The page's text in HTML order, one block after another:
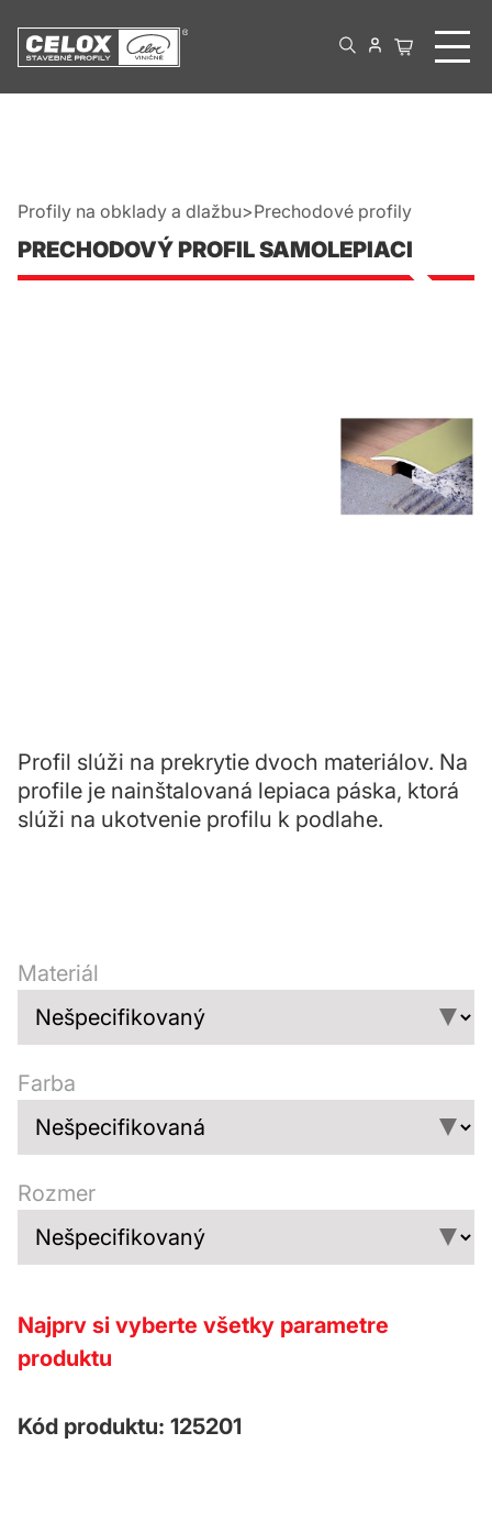
Profily na obklady a dlažbu Prechodové profily
PRECHODOVÝ PROFIL SAMOLEPIACI
Profil slúži na prekrytie dvoch materiálov. Na
profile je nainštalovaná lepiaca páska, ktorá
slúži na ukotvenie profilu k podlahe.
Materiál
Farba
Rozmer
Najprv si vyberte všetky parametre
produktu
Kód produktu: 125201